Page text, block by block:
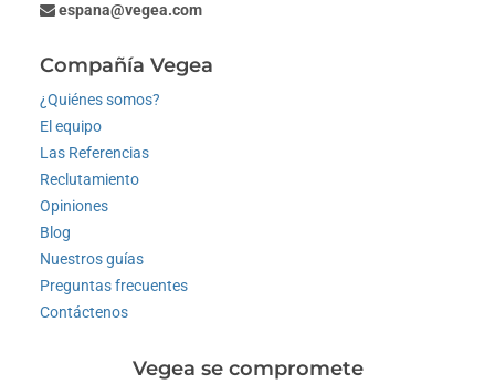
espana@vegea.com
Compañía Vegea
¿Quiénes somos?
El equipo
Las Referencias
Reclutamiento
Opiniones
Blog
Nuestros guías
Preguntas frecuentes
Contáctenos
Vegea se compromete